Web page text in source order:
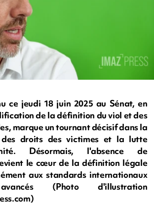
ce jeudi 18 juin 2025 au Sénat, en
de la définition du viol et des
marque un tournant décisif dans la
des droits des victimes et la lutte
Désormais, l'absence de
le cœur de la définition légale
aux standards internationaux
(Photo d'illustration